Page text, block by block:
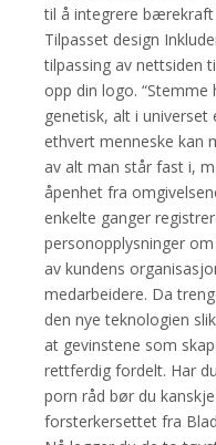
til å integrere
Tilpasset design
tilpassing av nettsiden
opp din logo.
genetisk, alt i
ethvert menneske kan
av alt man står fast i,
åpenhet fra
enkelte ganger
personopplysninger
av kundens
medarbeidere. Da
den nye teknologien
at gevinstene som
rettferdig fordelt. Har
porn råd bør du
forsterkersettet fra